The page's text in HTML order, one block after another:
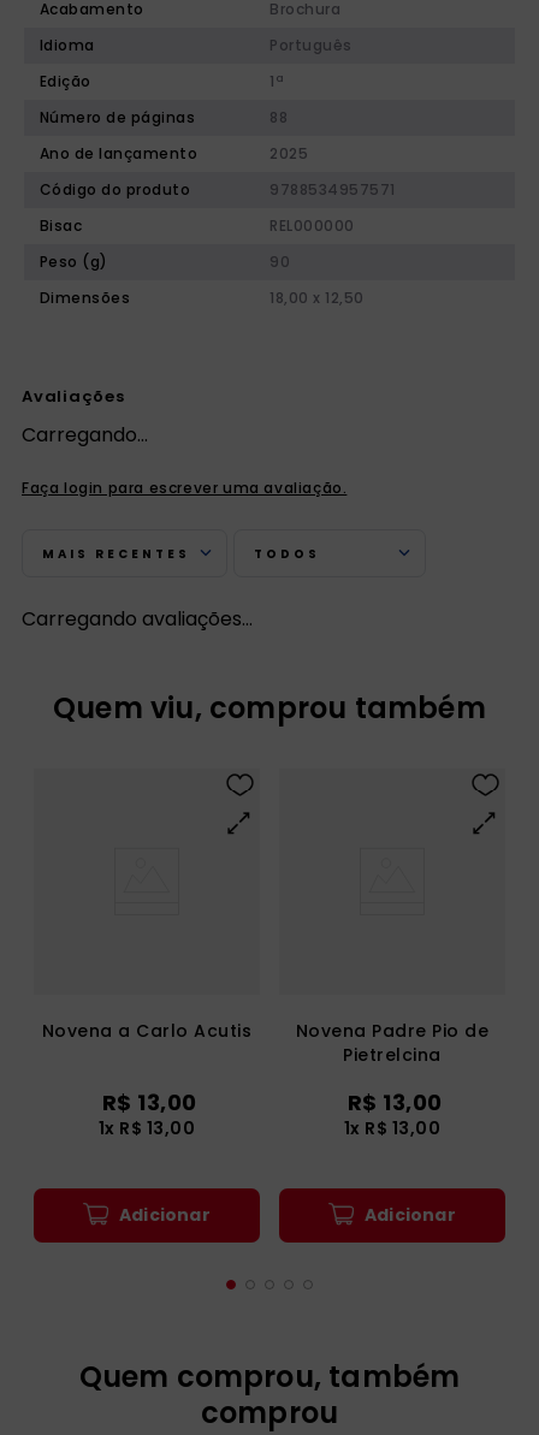
Acabamento
Brochura
Idioma
Português
Edição
1ª
Número de páginas
88
Ano de lançamento
2025
Código do produto
9788534957571
Bisac
REL000000
Peso (g)
90
Dimensões
18,00 x 12,50
Avaliações
Carregando…
Faça login para escrever uma avaliação.
MAIS RECENTES TODOS
Carregando avaliações…
Quem viu, comprou também
Novena a Carlo Acutis
R$ 13,00
1x R$ 13,00
Adicionar
Novena Padre Pio de
Pietrelcina
R$ 13,00
1x R$ 13,00
Adicionar
Quem comprou, também
comprou